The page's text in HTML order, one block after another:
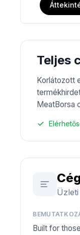
Teljes
Korlátozott
MeatBorsa
Built for